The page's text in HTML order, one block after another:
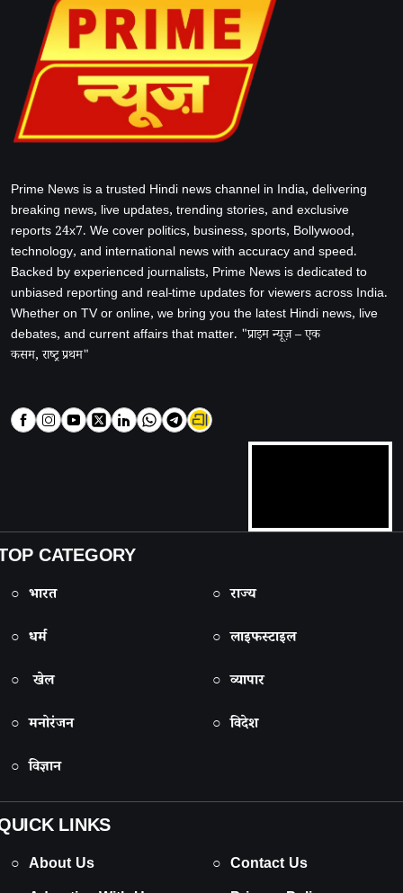
Prime News is a trusted Hindi news channel in India, delivering
breaking news, live updates, trending stories, and exclusive
reports 24x7. We cover politics, business, sports, Bollywood,
technology, and international news with accuracy and speed.
Backed by experienced journalists, Prime News is dedicated to
unbiased reporting and real-time updates for viewers across India.
Whether on TV or online, we bring you the latest Hindi news, live
debates, and current affairs that matter. "प्राइम न्यूज़ – एक
कसम, राष्ट्र प्रथम"
CATEGORY
○ भारत
○ राज्य
○ धर्म
○ लाइफस्टाइल
○ खेल
○ व्यापार
○ मनोरंजन
○ विदेश
○ विज्ञान
LINKS
○ About Us
○ Contact Us